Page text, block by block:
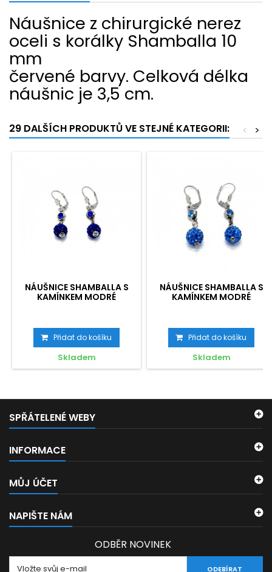
Náušnice z chirurgické nerez
oceli s korálky Shamballa 10
mm
červené barvy. Celková délka
náušnic je 3,5 cm.
29 DALŠÍCH PRODUKTŮ VE STEJNÉ KATEGORII: >
<
NÁUŠNICE SHAMBALLA S
KAMÍNKEM MODRÉ
Přidat do košíku
Skladem
NÁUŠNICE SHAMBALLA S
KAMÍNKEM MODRÉ
Přidat do košíku
Skladem
SPŘÁTELENÉ WEBY
INFORMACE
MŮJ ÚČET
NAPIŠTE NÁM
ODBĚR NOVINEK
ODEBÍRAT